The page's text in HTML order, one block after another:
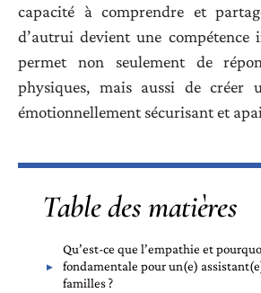
capacité à comprendre et
d’autrui devient une compétence
permet non seulement de
physiques, mais aussi de créer
émotionnellement sécurisant et
Table des matières
Qu’est-ce que l’empathie et
fondamentale pour un(e)
familles ?